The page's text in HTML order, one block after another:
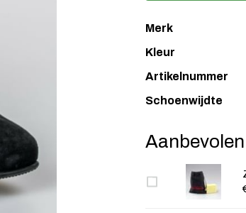
Merk
Kleur
Artikelnummer
Schoenwijdte